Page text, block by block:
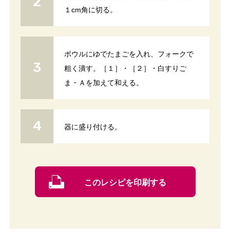
１cm角に切る。
ボウルにゆでたまごを入れ、フォークで
粗く潰す。［１］・［２］・白すりご
ま・Ａを加えて和える。
器に盛り付ける。
このレシピを印刷する